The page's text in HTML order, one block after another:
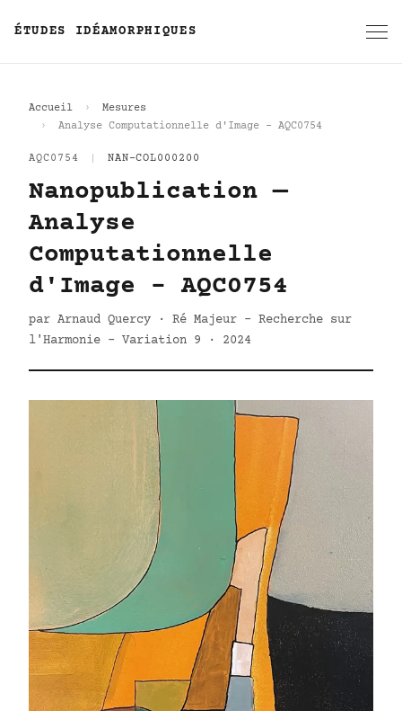
ÉTUDES IDÉAMORPHIQUES
Accueil
Mesures
Analyse Computationnelle d'Image - AQC0754
AQC0754 NAN-COL000200
Nanopublication —
Analyse
Computationnelle
d'Image - AQC0754
par Arnaud Quercy · Ré Majeur - Recherche sur
l'Harmonie - Variation 9 · 2024